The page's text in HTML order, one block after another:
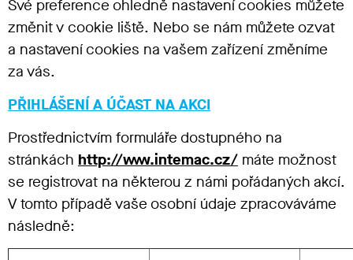
Své preference ohledně nastavení cookies můžete
změnit v cookie liště. Nebo se nám můžete ozvat
a nastavení cookies na vašem zařízení změníme
za vás.
PŘIHLÁŠENÍ A ÚČAST NA AKCI
Prostřednictvím formuláře dostupného na
stránkách http://www.intemac.cz/ máte možnost
se registrovat na některou z námi pořádaných akcí.
V tomto případě vaše osobní údaje zpracováváme
následně: